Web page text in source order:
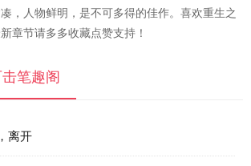
，人物鲜明，是不可多得的佳作。喜欢重生之
章节请多多收藏点赞支持！
笔趣阁
离开